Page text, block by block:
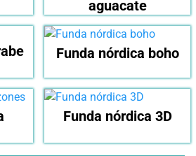
aguacate
Funda nórdica boho
Funda nórdica 3D